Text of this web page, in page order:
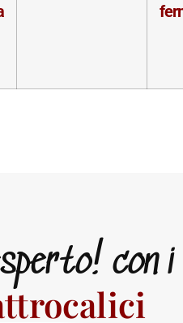
con i